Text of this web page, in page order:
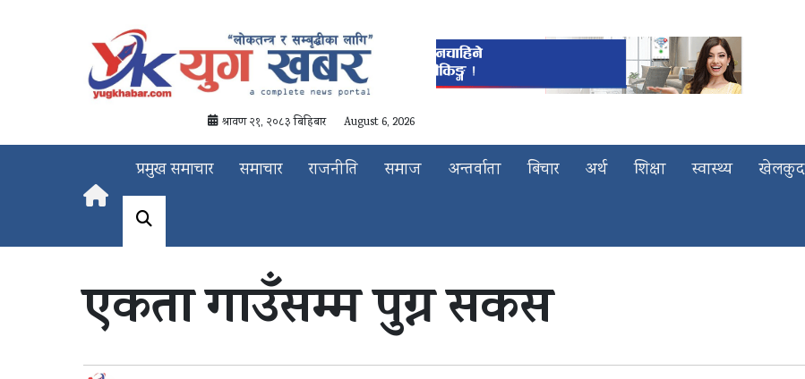
श्रावण २१, २०८३ बिहिबार August 6, 2026
प्रमुख समाचार समाचार राजनीति समाज अन्तर्वाता बिचार अर्थ शिक्षा स्वास्थ्य खेलकुद
एकता गाउँसम्म पुग्न सकस